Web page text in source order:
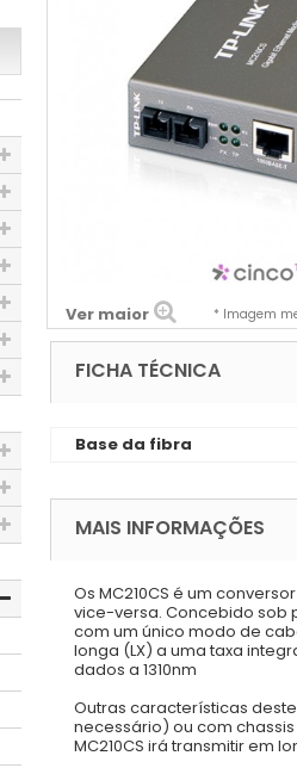
Ver maior * Imagem
FICHA TÉCNICA
Base da fibra
MAIS INFORMAÇÕES
Os MC210CS é um
vice-versa. Concebido sob
com um único modo de
longa (LX) a uma taxa
dados a 1310nm
Outras características
necessário) ou com chassis
MC210CS irá transmitir em